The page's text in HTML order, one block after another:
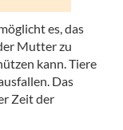
es, das
Mutter zu
kann. Tiere
Das
Zeit der